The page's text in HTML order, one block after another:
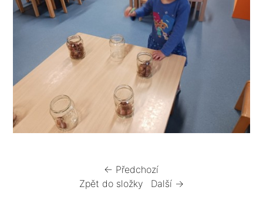
← Předchozí
Zpět do složky
Další →